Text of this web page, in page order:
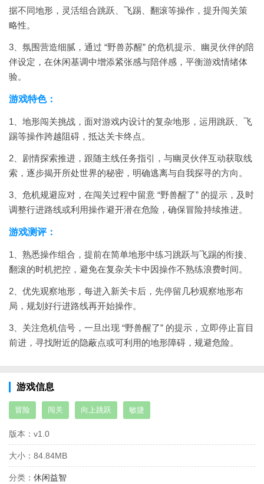
据不同地形，灵活组合跳跃、飞踢、翻滚等操作，提升闯关策
略性。
3、氛围营造细腻，通过 “野兽苏醒” 的危机提示、幽灵伙伴的陪
伴设定，在休闲基调中增添紧张感与陪伴感，平衡游戏情绪体
验。
游戏特色：
1、地形闯关挑战，面对游戏内设计的复杂地形，运用跳跃、飞
踢等操作跨越阻碍，抵达关卡终点。
2、剧情探索推进，跟随主线任务指引，与幽灵伙伴互动获取线
索，逐步揭开所处世界的秘密，明确逃离与自我探寻的方向。
3、危机规避应对，在闯关过程中留意 “野兽醒了” 的提示，及时
调整行进路线或利用操作避开潜在危险，确保冒险持续推进。
游戏测评：
1、熟悉操作组合，提前在简单地形中练习跳跃与飞踢的衔接、
翻滚的时机把控，避免在复杂关卡中因操作不熟练浪费时间。
2、优先观察地形，每进入新关卡后，先停留几秒观察地形布
局，规划好行进路线再开始操作。
3、关注危机信号，一旦出现 “野兽醒了” 的提示，立即停止盲目
前进，寻找附近的隐蔽点或可利用的地形障碍，规避危险。
游戏信息
冒险 闯关 向上跳跃 敏捷
版本： v1.0
大小： 84.84MB
分类： 休闲益智